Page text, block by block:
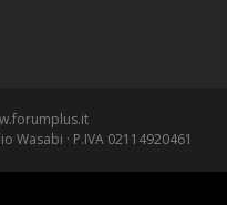
Wasabi · P.IVA 02114920461